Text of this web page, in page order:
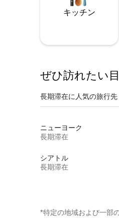
キッチン
ぜひ訪⁠れ⁠た⁠い
長期滞在に人気の旅行先
ニューヨーク
長期滞在
シアトル
長期滞在
*特定の地域および一部